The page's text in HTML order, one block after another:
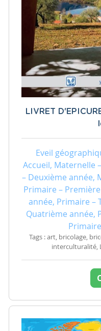
LIVRET
Eveil
Accueil, Maternelle
– Deuxième année,
Primaire –
année, Primaire –
Quatrième année,
Tags : art, bricolage,
interculturalité,